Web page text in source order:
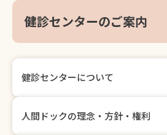
健診センターのご案内
健診センターについて
人間ドックの理念・方針・権利